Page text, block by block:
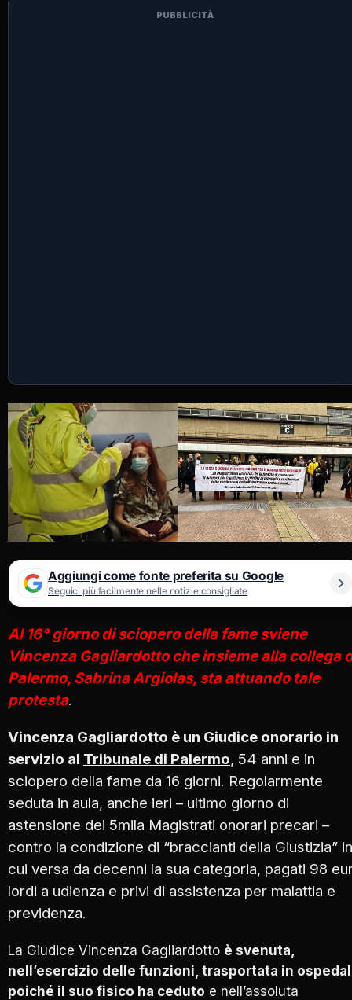
PUBBLICITÀ
Aggiungi come fonte preferita su Google
Seguici più facilmente nelle notizie consigliate
Al 16° giorno di sciopero della fame sviene
Vincenza Gagliardotto che insieme alla collega
Palermo, Sabrina Argiolas, sta attuando tale
protesta.
Vincenza Gagliardotto è un Giudice onorario in
servizio al Tribunale di Palermo, 54 anni e in
sciopero della fame da 16 giorni. Regolarmente
seduta in aula, anche ieri – ultimo giorno di
astensione dei 5mila Magistrati onorari precari –
contro la condizione di “braccianti della Giustizia” in
cui versa da decenni la sua categoria, pagati 98
lordi a udienza e privi di assistenza per malattia e
previdenza.
La Giudice Vincenza Gagliardotto è svenuta,
nell’esercizio delle funzioni, trasportata in
poiché il suo fisico ha ceduto e nell’assoluta